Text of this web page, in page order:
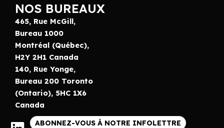
NOS BUREAUX
465, Rue McGill,
Bureau 1000
Montréal (Québec),
H2Y 2H1 Canada
140, Rue Yonge,
Bureau 200 Toronto
(Ontario), 5HC 1X6
Canada
ABONNEZ-VOUS À NOTRE INFOLETTRE